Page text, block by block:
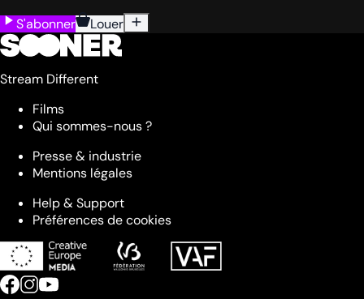
S'abonner
Louer
Stream Different
Films
Qui sommes-nous ?
Presse & industrie
Mentions légales
Help & Support
Préférences de cookies